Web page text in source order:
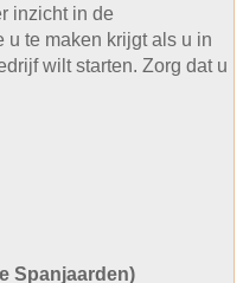
inzicht in de
te maken krijgt als u in
wilt starten. Zorg dat u
Spanjaarden)